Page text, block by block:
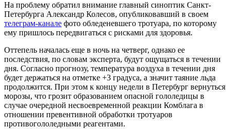
На проблему обратил внимание главный синоптик Санкт-
Петербурга Александр Колесов, опубликовавший в своем
телеграм-канале фото обледеневшего тротуара, по которому
ему пришлось передвигаться с рисками для здоровья.
Оттепель началась еще в ночь на четверг, однако ее
последствия, по словам эксперта, будут ощущаться в течении
дня. Согласно прогнозу, температура воздуха в течении дня
будет держаться на отметке +3 градуса, а значит таяние льда
продолжится. При этом к концу недели в Петербург вернуться
морозы, что грозит образованием опасной гололедицы в
случае очередной несвоевременной реакции Комблага в
отношении превентивной обработки тротуаров
противогололедными реагентами.